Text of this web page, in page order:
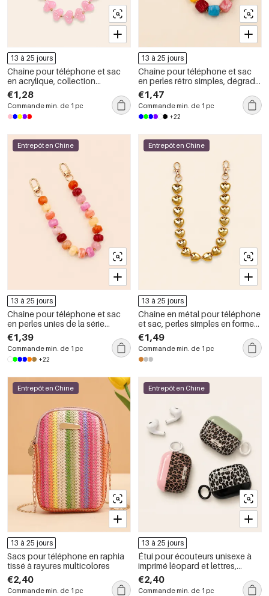
13 à 25 jours
Chaîne pour téléphone et sac
en acrylique, collection
romantique, motif cœur simple,
couleur unie dégradée.
€1,28
Commande min. de 1 pc
13 à 25 jours
Chaîne pour téléphone et sac
en perles rétro simples, dégradé
de couleurs, acrylique.
€1,47
Commande min. de 1 pc
+22
Entrepôt en Chine
13 à 25 jours
Chaîne pour téléphone et sac
en perles unies de la série
Simple Daily, dégradé de
couleurs.
€1,39
Commande min. de 1 pc
+22
Entrepôt en Chine
13 à 25 jours
Chaîne en métal pour téléphone
et sac, perles simples en forme
de cœur, collection romantique
€1,49
Commande min. de 1 pc
Entrepôt en Chine
13 à 25 jours
Sacs pour téléphone en raphia
tissé à rayures multicolores
€2,40
Commande min. de 1 pc
Entrepôt en Chine
13 à 25 jours
Étui pour écouteurs unisexe à
imprimé léopard et lettres,
couleurs mélangées
€2,40
Commande min. de 1 pc